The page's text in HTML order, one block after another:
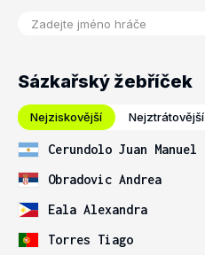
Sázkařský žebříček
Nejziskovější Nejztrátovější
Cerundolo Juan Manuel
Obradovic Andrea
Eala Alexandra
Torres Tiago